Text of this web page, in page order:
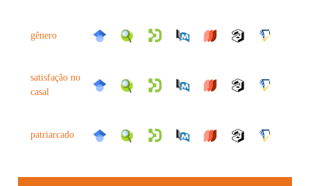
gênero
satisfação no
casal
patriarcado